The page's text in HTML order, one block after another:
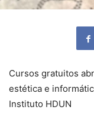
Cursos gratuitos
estética e
Instituto HDUN